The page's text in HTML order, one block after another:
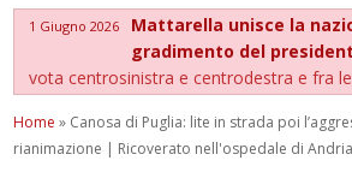
1 Giugno 2026
Mattarella unisce la
gradimento del
vota centrosinistra e centrodestra e fra
Home » Canosa di Puglia: lite in strada poi
rianimazione | Ricoverato nell'ospedale di Andria